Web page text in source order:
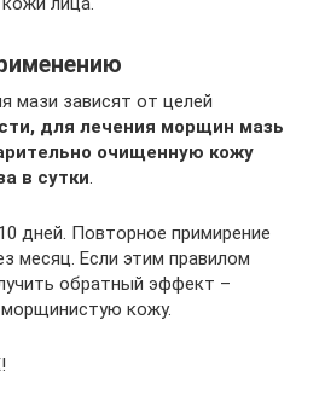
мази зависят от целей
для лечения морщин мазь
очищенную кожу
в сутки.
дней. Повторное примирение
месяц. Если этим правилом
обратный эффект –
кожу.